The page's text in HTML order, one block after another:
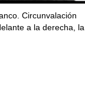
Circunvalación
a la derecha, la